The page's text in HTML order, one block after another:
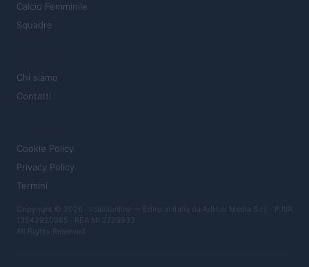
Calcio Femminile
Squadre
Chi siamo
Contatti
Cookie Policy
Privacy Policy
Termini
Copyright © 2026 · Ilcalcionline — Edito in Italia da AdHub Media S.r.l. · P.IVA
13542920965 · REA MI 2729933
All Rights Reserved